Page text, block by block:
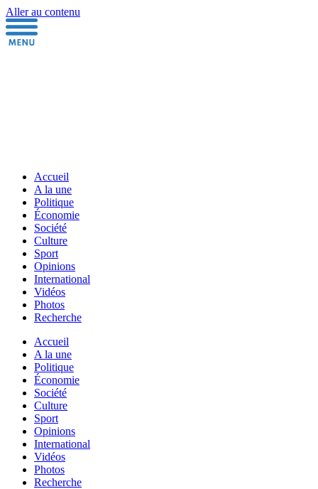
Aller au contenu
Accueil
A la une
Politique
Économie
Société
Culture
Sport
Opinions
International
Vidéos
Photos
Recherche
Accueil
A la une
Politique
Économie
Société
Culture
Sport
Opinions
International
Vidéos
Photos
Recherche